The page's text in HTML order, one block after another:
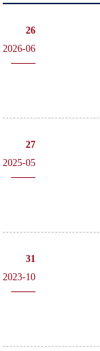
26
2026-06
27
2025-05
31
2023-10